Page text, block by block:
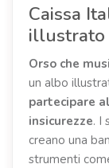
Caissa
illustrato
Orso che
un albo
partecipare
insicurezze. I
creano una
strumenti